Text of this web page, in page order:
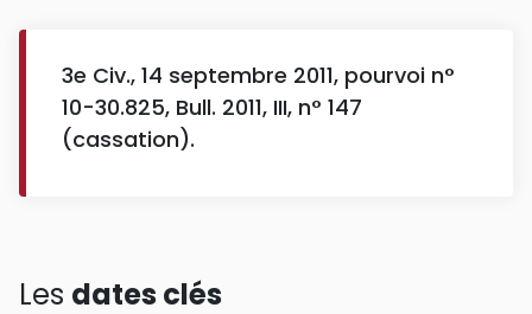
3e Civ., 14 septembre 2011, pourvoi n°
10-30.825, Bull. 2011, III, n° 147
(cassation).
Les dates clés